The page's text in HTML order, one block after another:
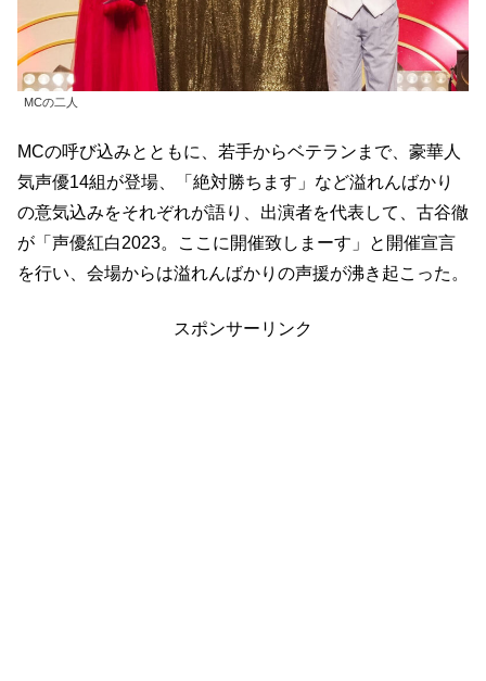
MCの二人
MCの呼び込みとともに、若手からベテランまで、豪華人
気声優14組が登場、「絶対勝ちます」など溢れんばかり
の意気込みをそれぞれが語り、出演者を代表して、古谷徹
が「声優紅白2023。ここに開催致しまーす」と開催宣言
を行い、会場からは溢れんばかりの声援が沸き起こった。
スポンサーリンク